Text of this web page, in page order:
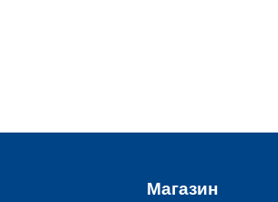
Магазин